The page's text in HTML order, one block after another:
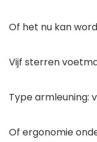
Of het nu kan
Vijf sterren
Type armleuning:
Of ergonomie